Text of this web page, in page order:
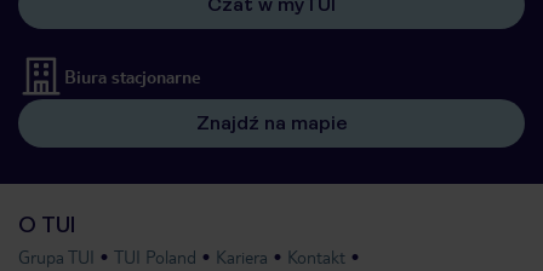
Biura stacjonarne
Znajdź na mapie
O TUI
Grupa TUI TUI Poland Kariera
Kontakt